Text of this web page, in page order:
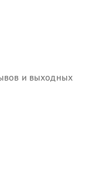
и выходных